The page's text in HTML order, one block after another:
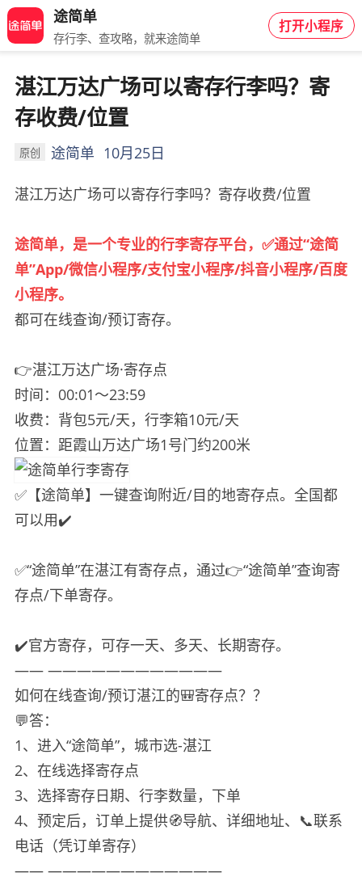
途简单
存行李、查攻略，就来途简单
打开小程序
湛江万达广场可以寄存行李吗？寄
存收费/位置
原创 途简单 10月25日
湛江万达广场可以寄存行李吗？寄存收费/位置
途简单，是一个专业的行李寄存平台，✅通过“途简
单”App/微信小程序/支付宝小程序/抖音小程序/百度
小程序。
都可在线查询/预订寄存。
👉湛江万达广场·寄存点
时间：00:01～23:59
收费：背包5元/天，行李箱10元/天
位置：距霞山万达广场1号门约200米
✅【途简单】一键查询附近/目的地寄存点。全国都
可以用✔️
✅“途简单”在湛江有寄存点，通过👉“途简单”查询寄
存点/下单寄存。
✔️官方寄存，可存一天、多天、长期寄存。
—— ————————————
如何在线查询/预订湛江的🎒寄存点？？
💬答：
1、进入“途简单”，城市选-湛江
2、在线选择寄存点
3、选择寄存日期、行李数量，下单
4、预定后，订单上提供🧭导航、详细地址、📞联系
电话（凭订单寄存）
—— ————————————